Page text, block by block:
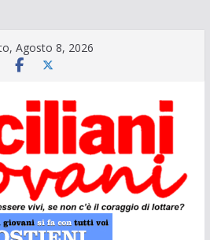
Agosto 8, 2026